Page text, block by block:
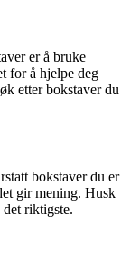
er å bruke
for å hjelpe deg
etter bokstaver du
bokstaver du er
gir mening. Husk
riktigste.